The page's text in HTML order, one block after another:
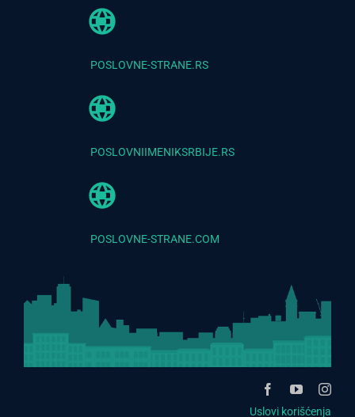
POSLOVNE-STRANE.RS
POSLOVNIIMENIKSRBIJE.RS
POSLOVNE-STRANE.COM
Uslovi korišćenja